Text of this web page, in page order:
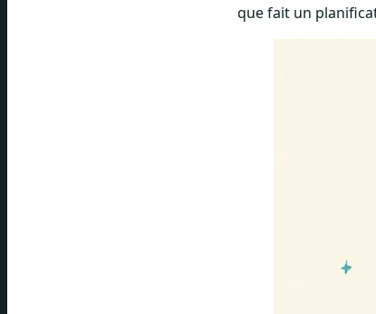
que fait un